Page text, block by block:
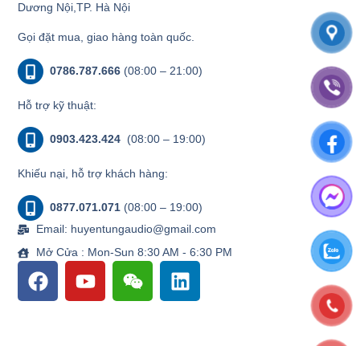
Dương Nội,TP. Hà Nội
Gọi đặt mua, giao hàng toàn quốc.
0786.787.666 (08:00 – 21:00)
Hỗ trợ kỹ thuật:
0903.423.424 (08:00 – 19:00)
Khiếu nại, hỗ trợ khách hàng:
0877.071.071 (08:00 – 19:00)
Email: huyentungaudio@gmail.com
Mở Cửa : Mon-Sun 8:30 AM - 6:30 PM